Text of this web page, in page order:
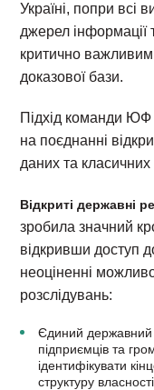
Україні, попри всі
джерел інформації
критично
доказової бази.
Підхід команди ЮФ
на поєднанні
даних та класичних
Відкриті державні
зробила значний
відкривши доступ
неоціненні
розслідувань:
Єдиний державний
підприємців та
ідентифікувати
структуру